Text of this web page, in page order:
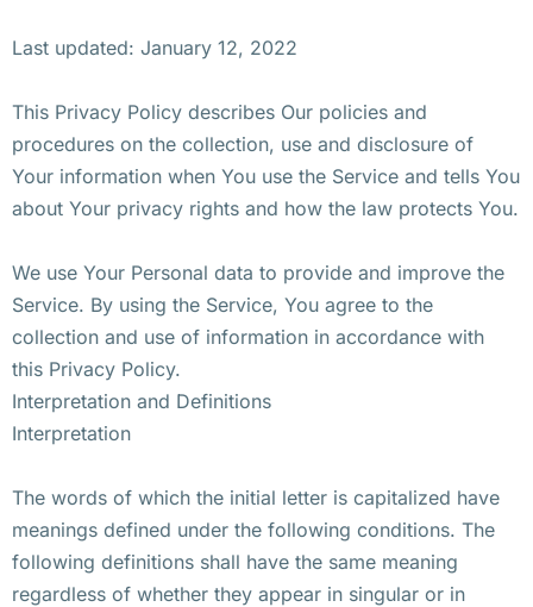
Last updated: January 12, 2022
This Privacy Policy describes Our policies and
procedures on the collection, use and disclosure of
Your information when You use the Service and tells You
about Your privacy rights and how the law protects You.
We use Your Personal data to provide and improve the
Service. By using the Service, You agree to the
collection and use of information in accordance with
this Privacy Policy.
Interpretation and Definitions
Interpretation
The words of which the initial letter is capitalized have
meanings defined under the following conditions. The
following definitions shall have the same meaning
regardless of whether they appear in singular or in